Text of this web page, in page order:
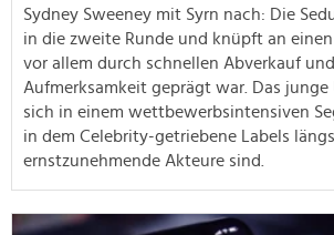
Sydney Sweeney mit Syrn nach: Die
in die zweite Runde und knüpft an
vor allem durch schnellen Abverkauf
Aufmerksamkeit geprägt war. Das junge
sich in einem wettbewerbsintensiven
in dem Celebrity-getriebene Labels
ernstzunehmende Akteure sind.